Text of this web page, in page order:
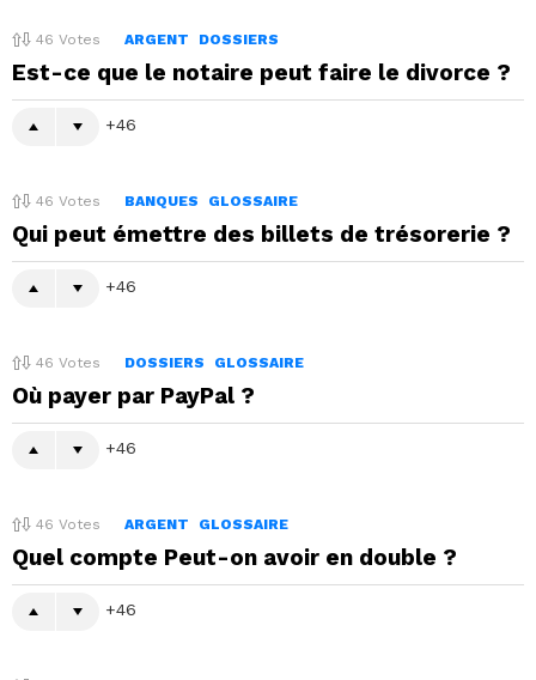
46 Votes ARGENT DOSSIERS
Est-ce que le notaire peut faire le divorce ?
46
46 Votes BANQUES GLOSSAIRE
Qui peut émettre des billets de trésorerie ?
46
46 Votes DOSSIERS GLOSSAIRE
Où payer par PayPal ?
46
46 Votes ARGENT GLOSSAIRE
Quel compte Peut-on avoir en double ?
46